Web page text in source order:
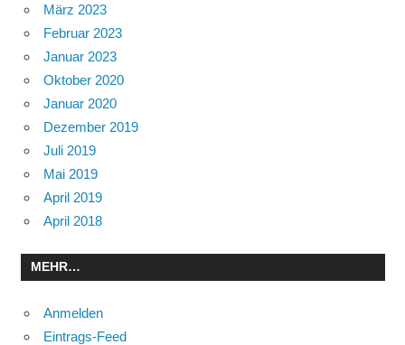
März 2023
Februar 2023
Januar 2023
Oktober 2020
Januar 2020
Dezember 2019
Juli 2019
Mai 2019
April 2019
April 2018
MEHR…
Anmelden
Eintrags-Feed